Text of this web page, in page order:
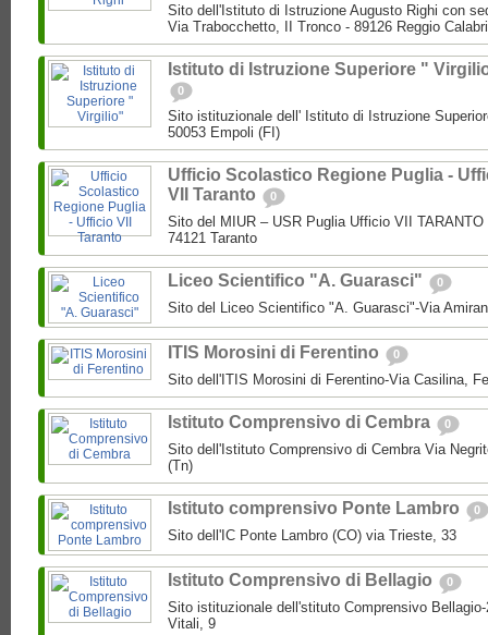
Sito dell'Istituto di Istruzione Augusto Righi con
Via Trabocchetto, II Tronco - 89126 Reggio
Istituto di Istruzione Superiore "
0
Sito istituzionale dell' Istituto di Istruzione
50053 Empoli (FI)
Ufficio Scolastico Regione Puglia -
VII Taranto
0
Sito del MIUR – USR Puglia Ufficio VII
74121 Taranto
Liceo Scientifico "A. Guarasci" 0
Sito del Liceo Scientifico "A. Guarasci"-Via
ITIS Morosini di Ferentino 0
Sito dell'ITIS Morosini di Ferentino-Via Casilina,
Istituto Comprensivo di Cembra 0
Sito dell'Istituto Comprensivo di Cembra Via
(Tn)
Istituto comprensivo Ponte Lambro 0
Sito dell'IC Ponte Lambro (CO) via Trieste, 33
Istituto Comprensivo di Bellagio 0
Sito istituzionale dell'stituto Comprensivo
Vitali, 9